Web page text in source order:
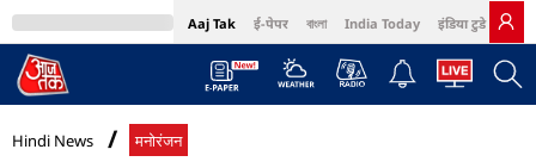
Aaj Tak ई-पेपर বাংলা India Today इंडिया टुडे हिंदी
MumbaiTak Cosmopolitan Harper's Bazaar Northeast
Hindi News मनोरंजन